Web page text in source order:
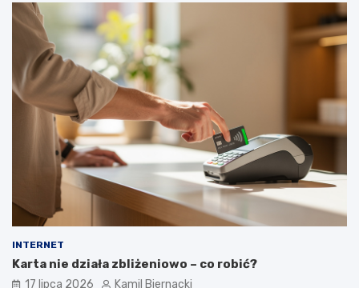
INTERNET
Karta nie działa zbliżeniowo – co robić?
17 lipca 2026 Kamil Biernacki